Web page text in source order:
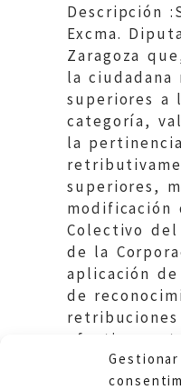
Descripción
Excma.
Zaragoza
la ciudadana
superiores a
categoría,
la
superiores,
modificación
Colectivo del
de la
aplicación
de
los